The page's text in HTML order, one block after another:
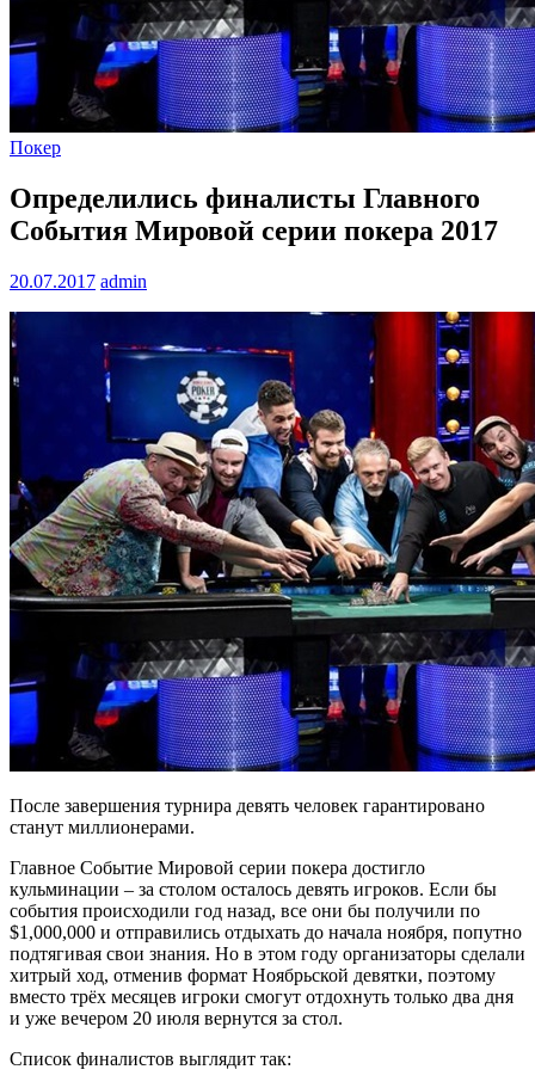
Покер
Определились финалисты Главного
События Мировой серии покера 2017
20.07.2017 admin
После завершения турнира девять человек гарантировано
станут миллионерами.
Главное Событие Мировой серии покера достигло
кульминации – за столом осталось девять игроков. Если бы
события происходили год назад, все они бы получили по
$1,000,000 и отправились отдыхать до начала ноября, попутно
подтягивая свои знания. Но в этом году организаторы сделали
хитрый ход, отменив формат Ноябрьской девятки, поэтому
вместо трёх месяцев игроки смогут отдохнуть только два дня
и уже вечером 20 июля вернутся за стол.
Список финалистов выглядит так: